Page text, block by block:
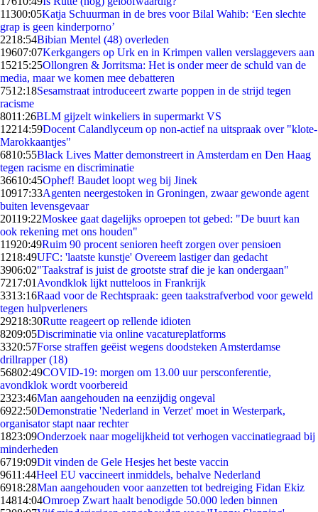
11300:05Katja Schuurman in de bres voor Bilal Wahib: ‘Een slechte
grap is geen kinderporno’
2218:54Bibian Mentel (48) overleden
19607:07Kerkgangers op Urk en in Krimpen vallen verslaggevers aan
15215:25Ollongren & Jorritsma: Het is onder meer de schuld van de
media, maar we komen mee debatteren
7512:18Sesamstraat introduceert zwarte poppen in de strijd tegen
racisme
8011:26BLM gijzelt winkeliers in supermarkt VS
12214:59Docent Calandlyceum op non-actief na uitspraak over "klote-
Marokkaantjes"
6810:55Black Lives Matter demonstreert in Amsterdam en Den Haag
tegen racisme en discriminatie
36610:45Ophef! Baudet loopt weg bij Jinek
10917:33Agenten neergestoken in Groningen, zwaar gewonde agent
buiten levensgevaar
20119:22Moskee gaat dagelijks oproepen tot gebed: "De buurt kan
ook rekening met ons houden"
11920:49Ruim 90 procent senioren heeft zorgen over pensioen
1218:49UFC: 'laatste kunstje' Overeem lastiger dan gedacht
3906:02"Taakstraf is juist de grootste straf die je kan ondergaan"
7217:01 Avondklok lijkt nutteloos in Frankrijk
3313:16Raad voor de Rechtspraak: geen taakstrafverbod voor geweld
tegen hulpverleners
29218:30Rutte reageert op rellende idioten
8209:05Discriminatie via online vacatureplatforms
3320:57Forse straffen geëist wegens doodsteken Amsterdamse
drillrapper (18)
56802:49COVID-19: morgen om 13.00 uur persconferentie,
avondklok wordt voorbereid
2323:46Man aangehouden na eenzijdig ongeval
6922:50Demonstratie 'Nederland in Verzet' moet in Westerpark,
organisator stapt naar rechter
1823:09Onderzoek naar mogelijkheid tot verhogen vaccinatiegraad bij
minderheden
6719:09Dit vinden de Gele Hesjes het beste vaccin
9611:44Heel EU vaccineert inmiddels, behalve Nederland
6918:28Man aangehouden voor aanzetten tot bedreiging Fidan Ekiz
14814:04Omroep Zwart haalt benodigde 50.000 leden binnen